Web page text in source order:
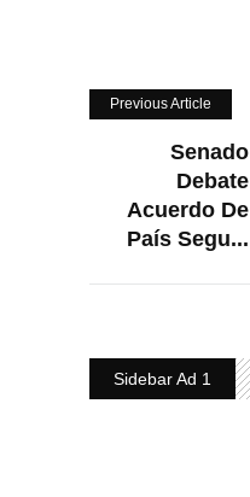
Previous Article
Senado
Debate
Acuerdo De
País Segu...
Sidebar Ad 1